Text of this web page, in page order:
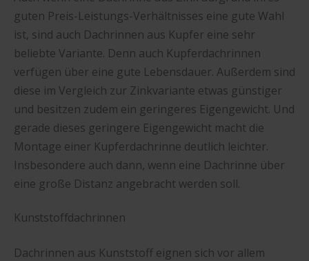
guten Preis-Leistungs-Verhältnisses eine gute Wahl
ist, sind auch Dachrinnen aus Kupfer eine sehr
beliebte Variante. Denn auch Kupferdachrinnen
verfügen über eine gute Lebensdauer. Außerdem sind
diese im Vergleich zur Zinkvariante etwas günstiger
und besitzen zudem ein geringeres Eigengewicht. Und
gerade dieses geringere Eigengewicht macht die
Montage einer Kupferdachrinne deutlich leichter.
Insbesondere auch dann, wenn eine Dachrinne über
eine große Distanz angebracht werden soll.
Kunststoffdachrinnen
Dachrinnen aus Kunststoff eignen sich vor allem